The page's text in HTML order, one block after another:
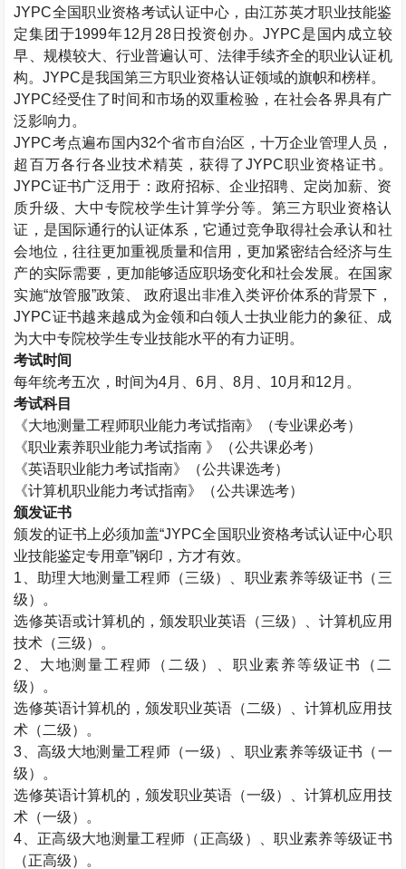
JYPC全国职业资格考试认证中心，由江苏英才职业技能鉴
定集团于1999年12 月 28 日投资创办。JYPC是国内成立较
早、规模较大、行业普遍认可、法律手续齐全的职业认证机
构。JYPC是我国第三方职业资格认证领域的旗帜和榜样。
JYPC经受住了时间和市场的双重检验，在社会各界具有广
泛影响力。
JYPC考点遍布国内32个省市自治区，十万企业管理人员，
超百万各行各业技术精英，获得了JYPC职业资格证书。
JYPC证书广泛用于：政府招标、企业招聘、定岗加薪、资
质升级、大中专院校学生计算学分等。第三方职业资格认
证，是国际通行的认证体系，它通过竞争取得社会承认和社
会地位，往往更加重视质量和信用，更加紧密结合经济与生
产的实际需要，更加能够适应职场变化和社会发展。在国家
实施“放管服”政策、 政府退出非准入类评价体系的背景下，
JYPC证书越来越成为金领和白领人士执业能力的象征、成
为大中专院校学生专业技能水平的有力证明。
考试时间
每年统考五次，时间为4月、6月、8月、 10月和12 月。
考试科目
《大地测量工程师职业能力考试指南》（专业课必考）
《职业素养职业能力考试指南 》（公共课必考）
《英语职业能力考试指南》（公共课选考）
《计算机职业能力考试指南》（公共课选考）
颁发证书
颁发的证书上必须加盖“JYPC全国职业资格考试认证中心职
业技能鉴定专用章”钢印，方才有效。
1 、助理大地测量工程师（三级）、职业素养等级证书（三
级）。
选修英语或计算机的，颁发职业英语（三级）、计算机应用
技术（三级）。
2 、大地测量工程师（二级）、职业素养等级证书（二
级）。
选修英语计算机的，颁发职业英语（二级）、计算机应用技
术（二级）。
3 、高级大地测量工程师（一级）、职业素养等级证书（一
级）。
选修英语计算机的，颁发职业英语（一级）、计算机应用技
术（一级）。
4 、正高级大地测量工程师（正高级）、职业素养等级证书
（正高级）。